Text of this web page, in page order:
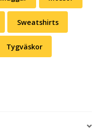
Sweatshirts
Tygväskor